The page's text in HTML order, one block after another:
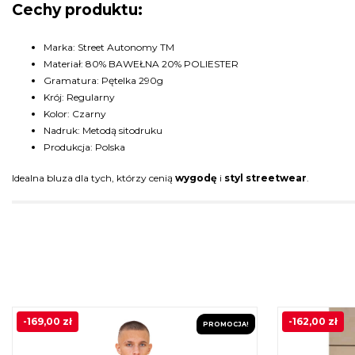
Cechy produktu:
Marka: Street Autonomy TM
Materiał: 80% BAWEŁNA 20% POLIESTER
Gramatura: Pętelka 290g
Krój: Regularny
Kolor: Czarny
Nadruk: Metodą sitodruku
Produkcja: Polska
Idealna bluza dla tych, którzy cenią wygodę i styl streetwear.
PROMOCJA!
-169,00 zł -162,00 zł